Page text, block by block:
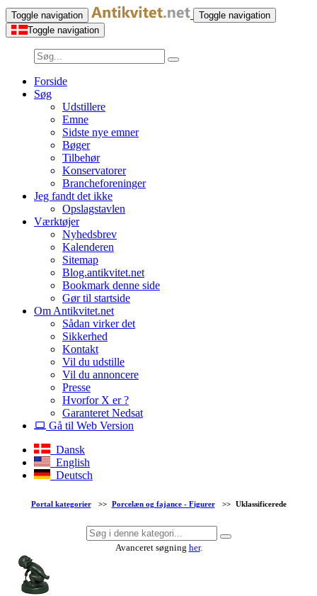
Toggle navigation
Toggle navigation
Toggle navigation
Forside
Søg
Udstillere
Emne
Sidste nye emner
Bøger
Tilbehør
Konservatorer
Brancheforeninger
Jeg fandt det ikke
Opslagstavlen
Værktøjer
Nyhedsbrev
Kalenderen
Sitemap
Blog.antikvitet.net
Bookmark denne side
Gør til startside
Om Antikvitet.net
Sådan virker det
Sikkerhed
Kontakt
Vil du udstille
Vil du annoncere
Presse
Hvorfor X er ?
Garanteret Nedsat
Gå til Web Version
Dansk
English
Deutsch
Portal kategorier >> Porcelæn og fajance - Figurer >> Uklassificerede
Avanceret søgning her.